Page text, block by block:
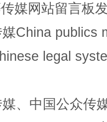
媒网站留言板
China publics
legal
、中国公众传